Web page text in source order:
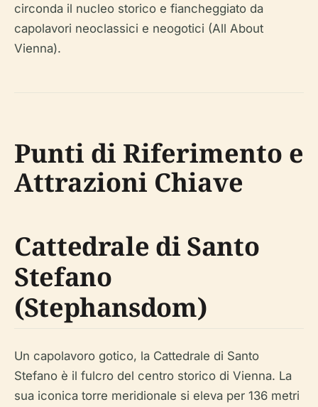
circonda il nucleo storico e fiancheggiato da
capolavori neoclassici e neogotici (All About
Vienna).
Punti di Riferimento e
Attrazioni Chiave
Cattedrale di Santo
Stefano
(Stephansdom)
Un capolavoro gotico, la Cattedrale di Santo
Stefano è il fulcro del centro storico di Vienna. La
sua iconica torre meridionale si eleva per 136 metri